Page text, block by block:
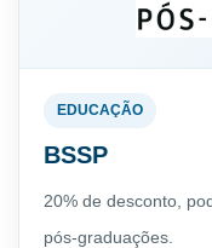
EDUCAÇÃO
BSSP
20% de desconto,
pós-graduações.